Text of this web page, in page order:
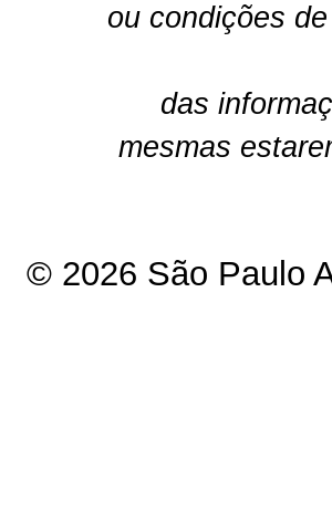
ou condições
das
mesmas
© 2026 São Paulo